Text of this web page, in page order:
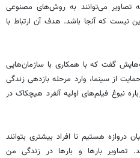
می‌توانند به روش‌های مصنوعی
نیست که آنجا باشد. هدف آن ارتباط با
گفت که با همکاری با سازمان‌هایی
از سینما، وارد مرحله بازدهی زندگی
نبوغ فیلم‌های اولیه آلفرد هیچکاک در
دروازه هستیم تا افراد بیشتری بتوانند
تصاویر بارها و بارها در زندگی من